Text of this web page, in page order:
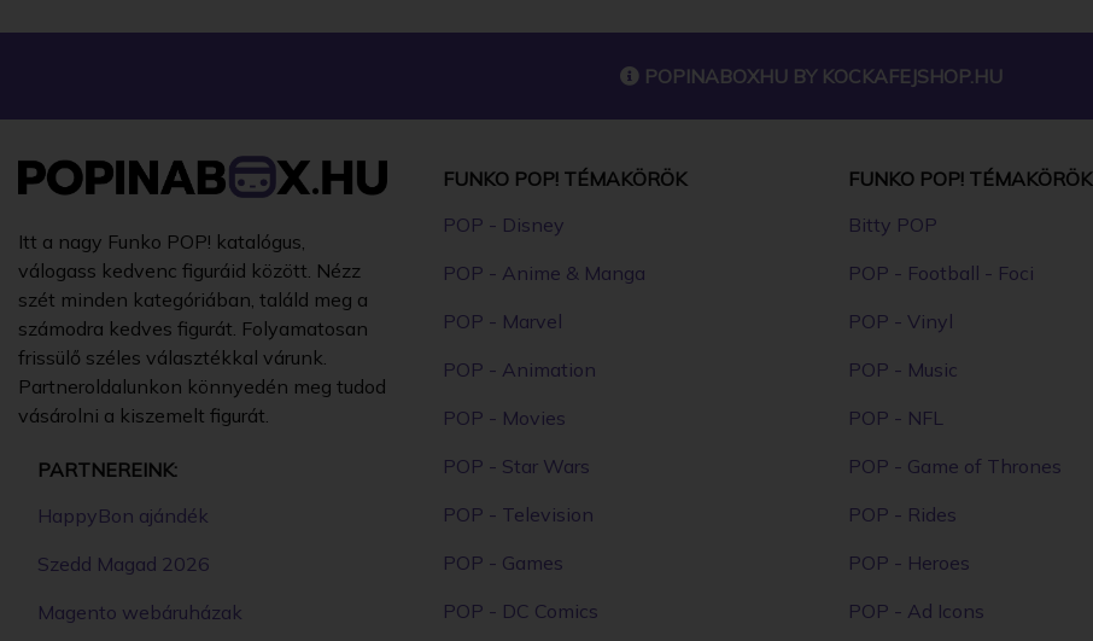
POPINABOXHU BY KOCKAFEJSHOP.HU
Itt a nagy Funko POP! katalógus,
válogass kedvenc figuráid között. Nézz
szét minden kategóriában, találd meg a
számodra kedves figurát. Folyamatosan
frissülő széles választékkal várunk.
Partneroldalunkon könnyedén meg tudod
vásárolni a kiszemelt figurát.
PARTNEREINK:
HappyBon ajándék
Szedd Magad 2026
Magento webáruházak
FUNKO POP! TÉMAKÖRÖK
POP - Disney
POP - Anime & Manga
POP - Marvel
POP - Animation
POP - Movies
POP - Star Wars
POP - Television
POP - Games
POP - DC Comics
FUNKO POP! TÉMAKÖRÖK
Bitty POP
POP - Football - Foci
POP - Vinyl
POP - Music
POP - NFL
POP - Game of Thrones
POP - Rides
POP - Heroes
POP - Ad Icons